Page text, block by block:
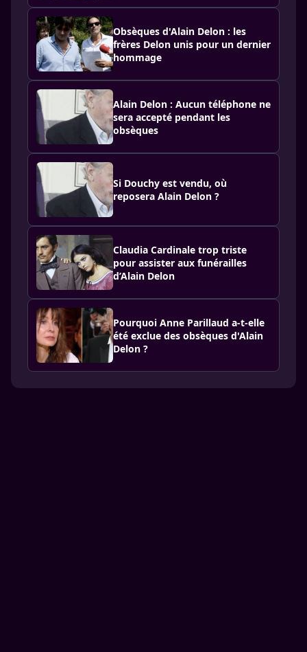
Obsèques d'Alain Delon : les
frères Delon unis pour un dernier
hommage
Alain Delon : Aucun téléphone ne
sera accepté pendant les
obsèques
Si Douchy est vendu, où
reposera Alain Delon ?
Claudia Cardinale trop triste
pour assister aux funérailles
d’Alain Delon
Pourquoi Anne Parillaud a-t-elle
été exclue des obsèques d'Alain
Delon ?